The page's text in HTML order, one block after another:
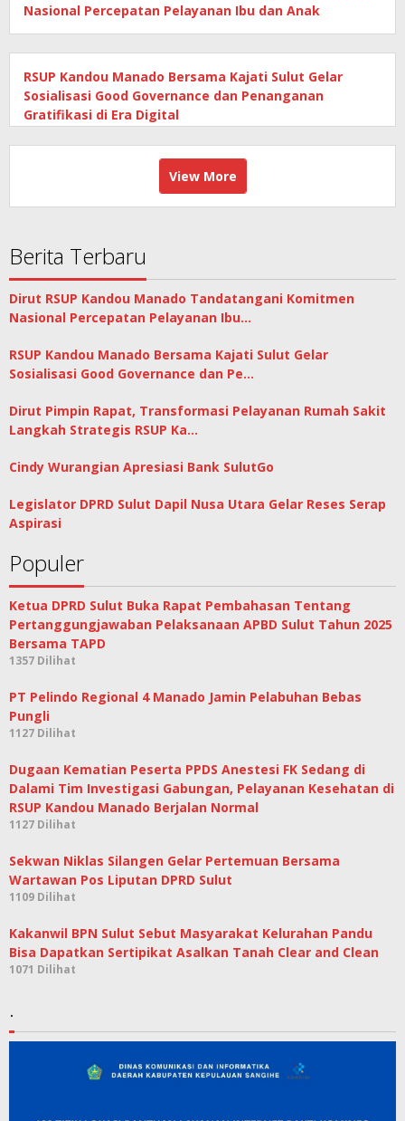
Nasional Percepatan Pelayanan Ibu dan Anak
RSUP Kandou Manado Bersama Kajati Sulut Gelar
Sosialisasi Good Governance dan Penanganan
Gratifikasi di Era Digital
View More
Berita Terbaru
Dirut RSUP Kandou Manado Tandatangani Komitmen
Nasional Percepatan Pelayanan Ibu…
RSUP Kandou Manado Bersama Kajati Sulut Gelar
Sosialisasi Good Governance dan Pe…
Dirut Pimpin Rapat, Transformasi Pelayanan Rumah Sakit
Langkah Strategis RSUP Ka…
Cindy Wurangian Apresiasi Bank SulutGo
Legislator DPRD Sulut Dapil Nusa Utara Gelar Reses Serap
Aspirasi
Populer
Ketua DPRD Sulut Buka Rapat Pembahasan Tentang
Pertanggungjawaban Pelaksanaan APBD Sulut Tahun 2025
Bersama TAPD
1357 Dilihat
PT Pelindo Regional 4 Manado Jamin Pelabuhan Bebas
Pungli
1127 Dilihat
Dugaan Kematian Peserta PPDS Anestesi FK Sedang di
Dalami Tim Investigasi Gabungan, Pelayanan Kesehatan di
RSUP Kandou Manado Berjalan Normal
1127 Dilihat
Sekwan Niklas Silangen Gelar Pertemuan Bersama
Wartawan Pos Liputan DPRD Sulut
1109 Dilihat
Kakanwil BPN Sulut Sebut Masyarakat Kelurahan Pandu
Bisa Dapatkan Sertipikat Asalkan Tanah Clear and Clean
1071 Dilihat
.